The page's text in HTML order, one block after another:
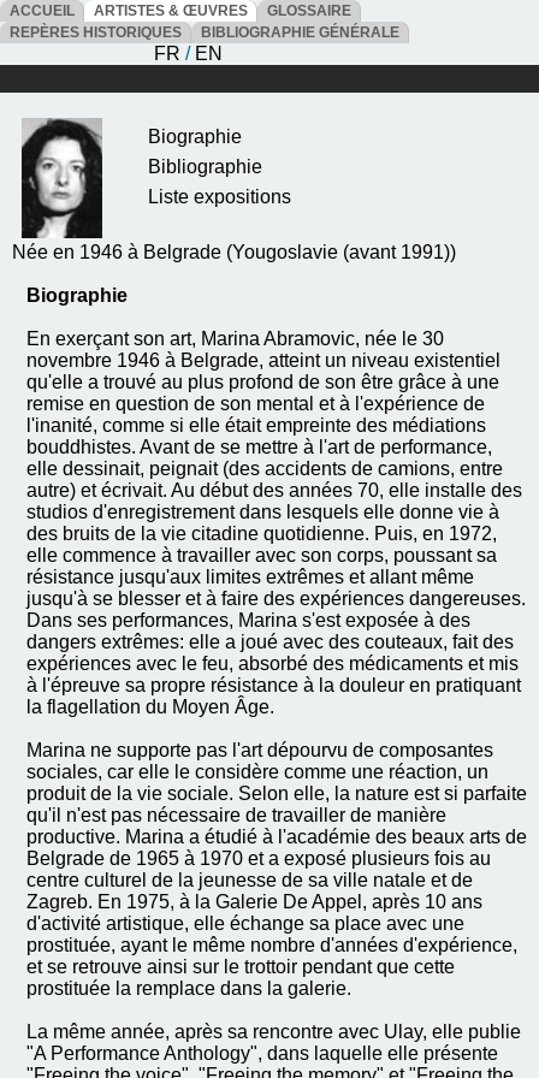
ACCUEIL ARTISTES & ŒUVRES
GLOSSAIRE
REPÈRES HISTORIQUES
BIBLIOGRAPHIE GÉNÉRALE
FR / EN